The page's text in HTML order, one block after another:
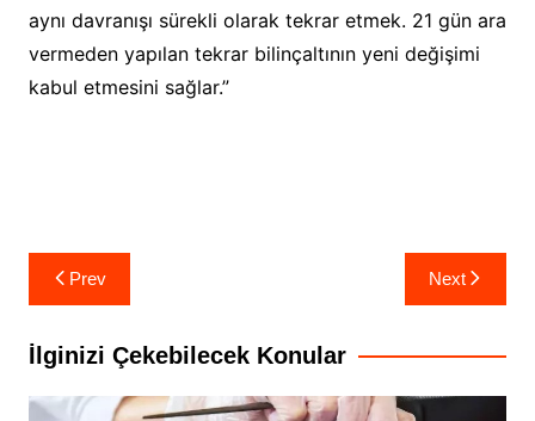
aynı davranışı sürekli olarak tekrar etmek. 21 gün ara
vermeden yapılan tekrar bilinçaltının yeni değişimi
kabul etmesini sağlar.”
Yazı
gezinmesi
Prev Next
İlginizi Çekebilecek Konular